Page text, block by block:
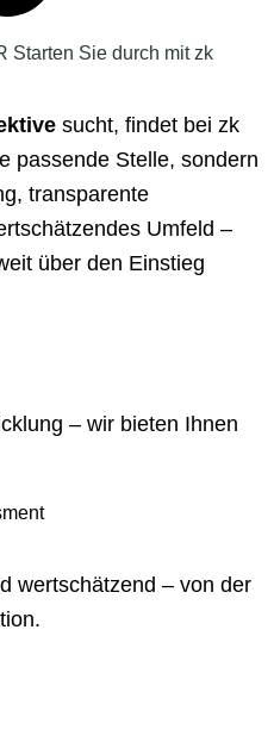
Starten Sie durch mit zk
sucht, findet bei zk
passende Stelle, sondern
transparente
Umfeld –
über den Einstieg
– wir bieten Ihnen
wertschätzend – von der